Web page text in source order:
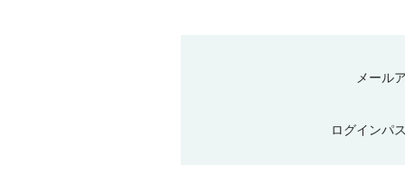
メール
ログインパ